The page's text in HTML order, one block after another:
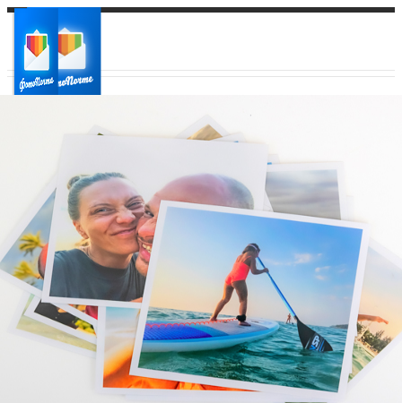
Ваш регион доставки
Выберите из списка: